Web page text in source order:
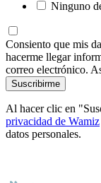
Ninguno
Consiento que mis
hacerme llegar
correo electrónico.
Suscribirme
Al hacer clic en
privacidad de Wamiz
datos personales.